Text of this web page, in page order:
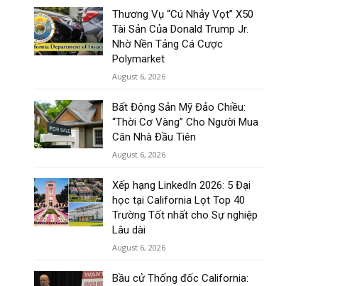
Thương Vụ “Cú Nhảy Vọt” X50
Tài Sản Của Donald Trump Jr.
Nhờ Nền Tảng Cá Cược
Polymarket
August 6, 2026
Bất Động Sản Mỹ Đảo Chiều:
“Thời Cơ Vàng” Cho Người Mua
Căn Nhà Đầu Tiên
August 6, 2026
Xếp hạng LinkedIn 2026: 5 Đại
học tại California Lọt Top 40
Trường Tốt nhất cho Sự nghiệp
Lâu dài
August 6, 2026
Bầu cử Thống đốc California: